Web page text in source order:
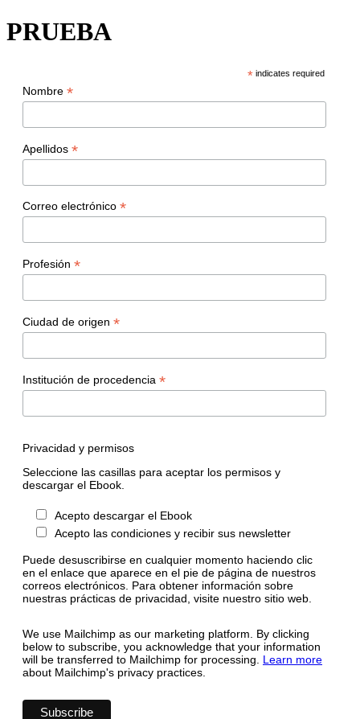
PRUEBA
* indicates required
Nombre *
Apellidos *
Correo electrónico *
Profesión *
Ciudad de origen *
Institución de procedencia *
Privacidad y permisos
Seleccione las casillas para aceptar los permisos y
descargar el Ebook.
Acepto descargar el Ebook
Acepto las condiciones y recibir sus newsletter
Puede desuscribirse en cualquier momento haciendo clic
en el enlace que aparece en el pie de página de nuestros
correos electrónicos. Para obtener información sobre
nuestras prácticas de privacidad, visite nuestro sitio web.
We use Mailchimp as our marketing platform. By clicking
below to subscribe, you acknowledge that your information
will be transferred to Mailchimp for processing. Learn more
about Mailchimp's privacy practices.